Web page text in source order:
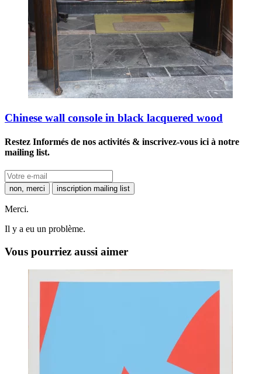
Chinese wall console in black lacquered wood
Restez Informés de nos activités & inscrivez-vous ici à notre
mailing list.
non, merci inscription mailing list
Merci.
Il y a eu un problème.
Vous pourriez aussi aimer